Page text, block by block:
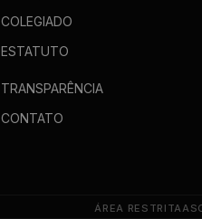
COLEGIADO
ESTATUTO
TRANSPARÊNCIA
CONTATO
ÁREA RESTRITA